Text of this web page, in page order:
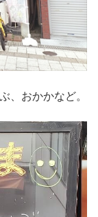
、おかかなど。